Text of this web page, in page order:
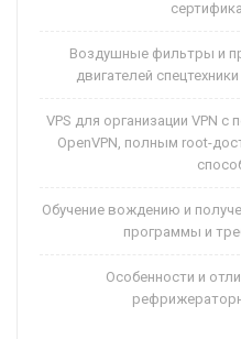
Воздушные фильтры и
двигателей
VPS для организации VPN с
OpenVPN, полным root-
Обучение вождению и
программы и
Особенности и